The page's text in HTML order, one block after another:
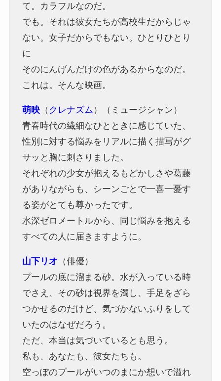
て。カラフルなのだ。
でも。それは彼女たちが高校生だからじゃ
ない。女子だからでもない。ひとりひとり
に
そのにんげんだけの色があるからなのだ。
これは。そんな映画。
萌映（ クレナズム ）（ミュージシャン）
青春時代の繊細なひとときに感じていた、
性別に対する悩みをリアルに描く描写がグ
サッと胸に刺さりました。
それぞれの少女が抱えるもどかしさや葛藤
がありながらも、シーンごとで一喜一憂す
る姿がとても尊かったです。
水深ゼロメートルから、同じ悩みを抱える
すべての人に届きますように。
山下リオ （俳優）
プールの底に溜まる砂。水が入っている時
でさえ、その砂は視界を濁し、手足をざら
つかせるのだけど、気づかないふりをして
いたのはなぜだろう。
ただ、本当は気づいているとも思う。
私も、あなたも、彼女たちも。
空っぽのプールがいつのまにか想いで溢れ